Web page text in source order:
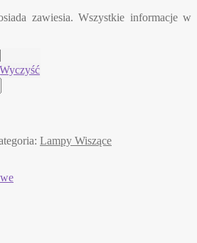
zawiesia. Wszystkie informacje w
Wyczyść
Lampy Wiszące